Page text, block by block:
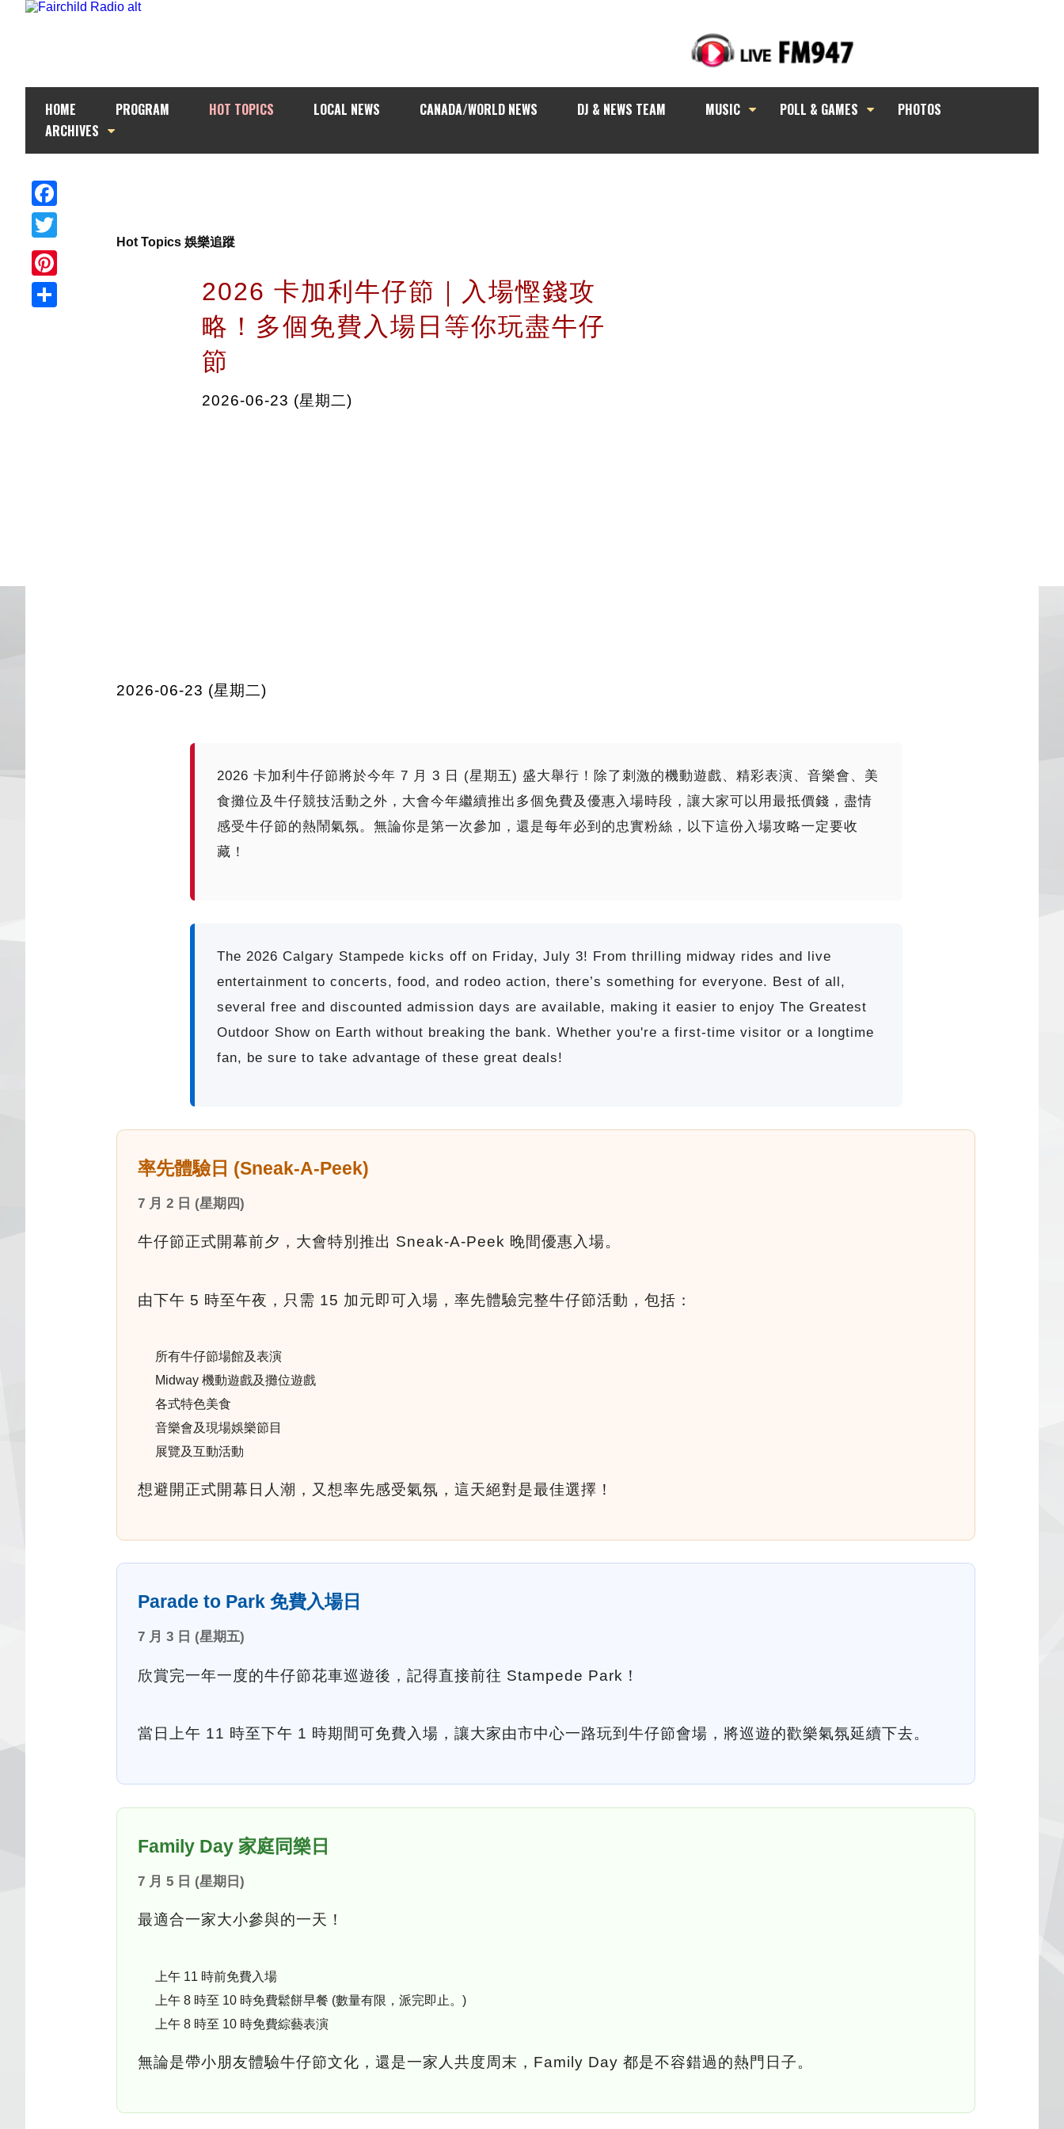
HOME PROGRAM HOT TOPICS LOCAL NEWS CANADA/WORLD NEWS DJ & NEWS TEAM MUSIC POLL & GAMES
PHOTOS
ARCHIVES
Facebook
Twitter
Pinterest
Hot Topics 娛樂追蹤
2026 卡加利牛仔節｜入場慳錢攻
略！多個免費入場日等你玩盡牛仔
節
2026-06-23 (星期二)
2026-06-23 (星期二)
2026 卡加利牛仔節將於今年 7 月 3 日 (星期五) 盛大舉行！除了刺激的機動遊戲、精彩表演、音樂會、美
食攤位及牛仔競技活動之外，大會今年繼續推出多個免費及優惠入場時段，讓大家可以用最抵價錢，盡情
感受牛仔節的熱鬧氣氛。無論你是第一次參加，還是每年必到的忠實粉絲，以下這份入場攻略一定要收
藏！
The 2026 Calgary Stampede kicks off on Friday, July 3! From thrilling midway rides and live
entertainment to concerts, food, and rodeo action, there’s something for everyone. Best of all,
several free and discounted admission days are available, making it easier to enjoy The Greatest
Outdoor Show on Earth without breaking the bank. Whether you're a first-time visitor or a longtime
fan, be sure to take advantage of these great deals!
率先體驗日 (Sneak-A-Peek)
7 月 2 日 (星期四)
牛仔節正式開幕前夕，大會特別推出 Sneak-A-Peek 晚間優惠入場。
由下午 5 時至午夜，只需 15 加元即可入場，率先體驗完整牛仔節活動，包括：
所有牛仔節場館及表演
Midway 機動遊戲及攤位遊戲
各式特色美食
音樂會及現場娛樂節目
展覽及互動活動
想避開正式開幕日人潮，又想率先感受氣氛，這天絕對是最佳選擇！
Parade to Park 免費入場日
7 月 3 日 (星期五)
欣賞完一年一度的牛仔節花車巡遊後，記得直接前往 Stampede Park！
當日上午 11 時至下午 1 時期間可免費入場，讓大家由市中心一路玩到牛仔節會場，將巡遊的歡樂氣氛延續下去。
Family Day 家庭同樂日
7 月 5 日 (星期日)
最適合一家大小參與的一天！
上午 11 時前免費入場
上午 8 時至 10 時免費鬆餅早餐 (數量有限，派完即止。)
上午 8 時至 10 時免費綜藝表演
無論是帶小朋友體驗牛仔節文化，還是一家人共度周末，Family Day 都是不容錯過的熱門日子。